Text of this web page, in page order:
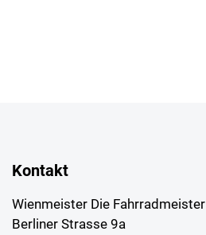
Kontakt
Wienmeister Die Fahrradmeister
Berliner Strasse 9a